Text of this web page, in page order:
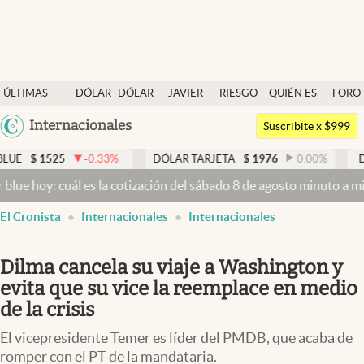
ÚLTIMAS
NOTICIAS
DÓLAR
DÓLAR
JAVIER
RIESGO
QUIÉN ES
QUIÉN
FORO
Argentina
México
Internacionales
Dólar
Members
Economía y Política
Finanzas y Mercados
Mercados Online
Columnistas
Otras secciones
Apertura
Suscribite x $999
-0.33 % DÓLAR TARJETA $ 1976 0.00 % DÓLAR MEP
la cotización del sábado 8 de agosto minuto a minutoDólar hoy
El Cronista Internacionales Internacionales
Dilma cancela su viaje a Washington y
evita que su vice la reemplace en medio
de la crisis
El vicepresidente Temer es líder del PMDB, que acaba de
romper con el PT de la mandataria.